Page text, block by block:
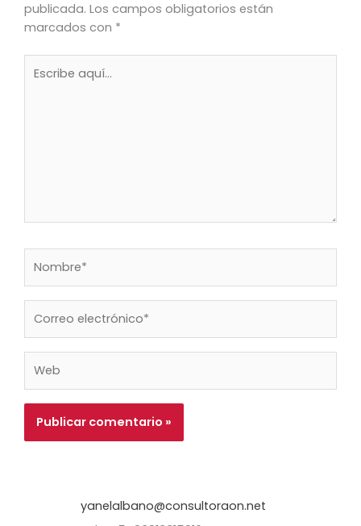
publicada. Los campos obligatorios están
marcados con *
aquí...
electrónico*
yanelalbano@consultoraon.net